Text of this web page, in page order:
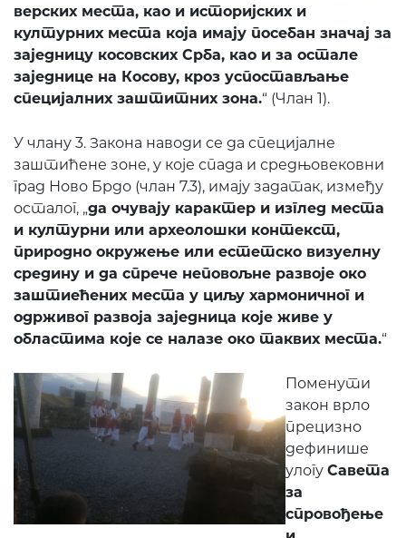
верских места, као и историјских и
културних места која имају посебан значај за
заједницу косовских Срба, као и за остале
заједнице на Косову, кроз успостављање
специјалних заштитних зона.“ (Члан 1).
У члану 3. Закона наводи се да специјалне
заштићене зоне, у које спада и средњовековни
град Ново Брдо (члан 7.3), имају задатак, између
осталог, „да очувају карактер и изглед места
и културни или археолошки контекст,
природно окружење или естетско визуелну
средину и да спрече неповољне развоје око
заштиећених места у циљу хармоничног и
одрживог развоја заједница које живе у
областима које се налазе око таквих места.“
Поменути
закон врло
прецизно
дефинише
улогу Савета
за
спровођење